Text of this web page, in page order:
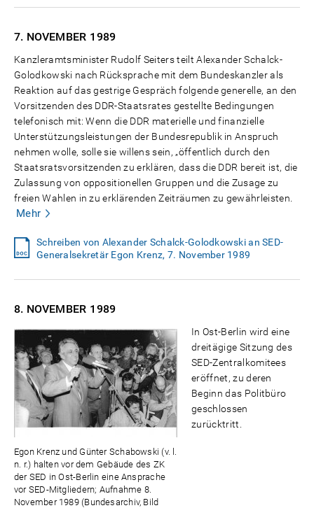
7. NOVEMBER 1989
Kanzleramtsminister Rudolf Seiters teilt Alexander Schalck-
Golodkowski nach Rücksprache mit dem Bundeskanzler als
Reaktion auf das gestrige Gespräch folgende generelle, an den
Vorsitzenden des DDR-Staatsrates gestellte Bedingungen
telefonisch mit: Wenn die DDR materielle und finanzielle
Unterstützungsleistungen der Bundesrepublik in Anspruch
nehmen wolle, solle sie willens sein, „öffentlich durch den
Staatsratsvorsitzenden zu erklären, dass die DDR bereit ist, die
Zulassung von oppositionellen Gruppen und die Zusage zu
freien Wahlen in zu erklärenden Zeiträumen zu gewährleisten.
Mehr
Schreiben von Alexander Schalck-Golodkowski an SED-
Generalsekretär Egon Krenz, 7. November 1989
8. NOVEMBER 1989
Egon Krenz und Günter Schabowski (v. l.
n. r.) halten vor dem Gebäude des ZK
der SED in Ost-Berlin eine Ansprache
vor SED-Mitgliedern; Aufnahme 8.
November 1989 (Bundesarchiv, Bild
In Ost-Berlin wird eine
dreitägige Sitzung des
SED-Zentralkomitees
eröffnet, zu deren
Beginn das Politbüro
geschlossen
zurücktritt.